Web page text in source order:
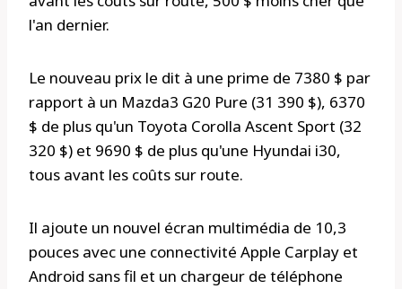
l'an dernier.
Le nouveau prix le dit à une prime de 7380 $ par
rapport à un Mazda3 G20 Pure (31 390 $), 6370
$ de plus qu'un Toyota Corolla Ascent Sport (32
320 $) et 9690 $ de plus qu'une Hyundai i30,
tous avant les coûts sur route.
Il ajoute un nouvel écran multimédia de 10,3
pouces avec une connectivité Apple Carplay et
Android sans fil et un chargeur de téléphone